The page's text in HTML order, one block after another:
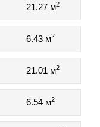
21.27 м2
6.43 м2
21.01 м2
6.54 м2